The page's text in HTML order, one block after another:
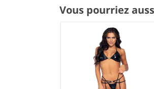
Vous pourriez